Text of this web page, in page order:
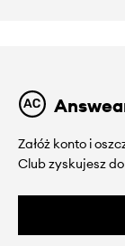
Załóż konto i
Club zyskujesz do